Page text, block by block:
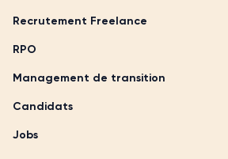
Recrutement Freelance
RPO
Management de transition
Candidats
Jobs